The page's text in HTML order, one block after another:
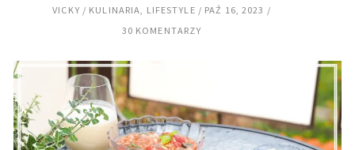
VICKY KULINARIA, LIFESTYLE
PAŹ 16, 2023
30 KOMENTARZY